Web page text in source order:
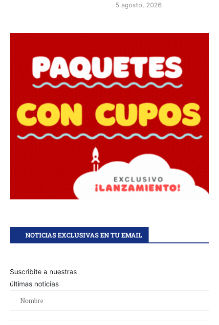
5 agosto, 2026
NOTICIAS EXCLUSIVAS EN TU EMAIL
Suscribite a nuestras
últimas noticias